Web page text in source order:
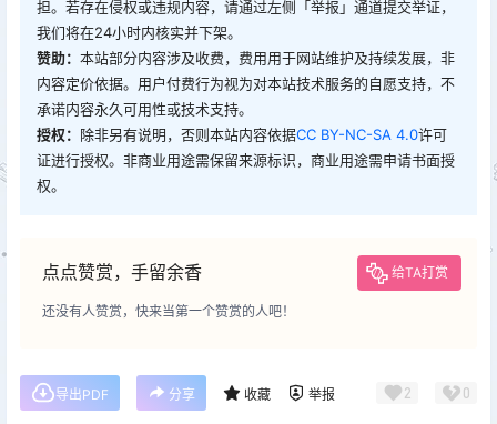
担。若存在侵权或违规内容，请通过左侧「举报」通道提交举证，
我们将在24小时内核实并下架。
赞助： 本站部分内容涉及收费，费用用于网站维护及持续发展，非
内容定价依据。用户付费行为视为对本站技术服务的自愿支持，不
承诺内容永久可用性或技术支持。
授权： 除非另有说明，否则本站内容依据CC BY-NC-SA 4.0许可
证进行授权。非商业用途需保留来源标识，商业用途需申请书面授
权。
点点赞赏，手留余香 给TA打赏
还没有人赞赏，快来当第一个赞赏的人吧！
导出PDF 分享 收藏 举报 2 0